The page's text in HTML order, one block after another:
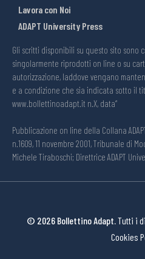
Lavora con Noi
ADAPT University Press
Gli scritti disponibili su questo sito sono
singolarmente riprodotti on line o su
autorizzazione, laddove vengano
e a condizione che sia indicata sotto il
www.bollettinoadapt.it n.X, data“
Pubblicazione on line della Collana
n.1609, 11 novembre 2001, Tribunale di
Michele Tiraboschi; Direttrice ADAPT
© 2026 Bollettino Adapt.Tutti i
Cookies